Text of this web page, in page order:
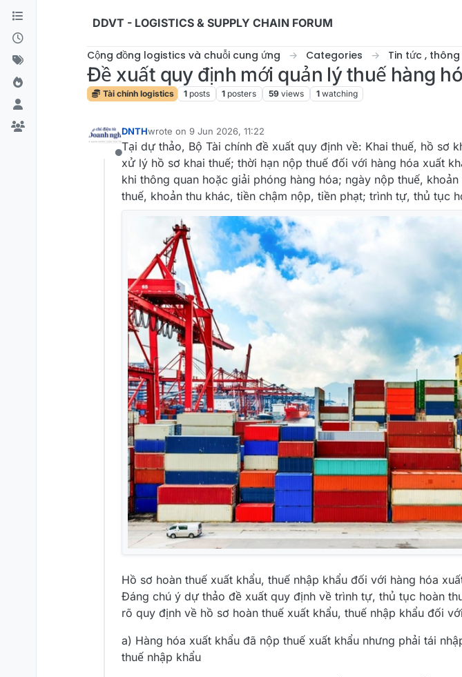
Skip to content
DDVT - LOGISTICS & SUPPLY CHAIN FORUM
Cộng đồng logistics và chuỗi cung ứng Categories Tin tức , thông
Đề xuất quy định mới quản lý thuế hàng
Tài chính logistics 1 posts 1 posters 59 views 1 watching
Offline
DNTHwrote on 9 Jun 2026, 11:22
last edited by
Tại dự thảo, Bộ Tài chính đề xuất quy định về: Khai thuế, hồ sơ
xử lý hồ sơ khai thuế; thời hạn nộp thuế đối với hàng hóa xuất
khi thông quan hoặc giải phóng hàng hóa; ngày nộp thuế,
thuế, khoản thu khác, tiền chậm nộp, tiền phạt; trình tự, thủ tục
Hồ sơ hoàn thuế xuất khẩu, thuế nhập khẩu đối với hàng hóa
Đáng chú ý dự thảo đề xuất quy định về trình tự, thủ tục hoàn
rõ quy định về hồ sơ hoàn thuế xuất khẩu, thuế nhập khẩu đối
a) Hàng hóa xuất khẩu đã nộp thuế xuất khẩu nhưng phải tái
thuế nhập khẩu